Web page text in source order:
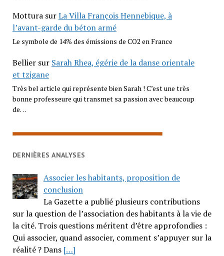
MotturasurLa Villa François Hennebique, à
l’avant-garde du béton armé
Le symbole de 14% des émissions de CO2 en France
Belliersur Sarah Rhea, égérie de la danse orientale
et tzigane
Très bel article qui représente bien Sarah ! C’est une très
bonne professeure qui transmet sa passion avec beaucoup
de…
DERNIÈRES ANALYSES
Associer les habitants, proposition de
conclusion
La Gazette a publié plusieurs contributions
sur la question de l’association des habitants à la vie de
la cité. Trois questions méritent d’être approfondies :
Qui associer, quand associer, comment s’appuyer sur la
réalité ? Dans […]